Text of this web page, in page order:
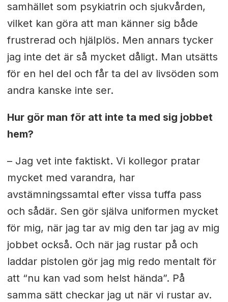
samhället som psykiatrin och sjukvården,
vilket kan göra att man känner sig både
frustrerad och hjälplös. Men annars tycker
jag inte det är så mycket dåligt. Man utsätts
för en hel del och får ta del av livsöden som
andra kanske inte ser.
Hur gör man för att inte ta med sig jobbet
hem?
– Jag vet inte faktiskt. Vi kollegor pratar
mycket med varandra, har
avstämningssamtal efter vissa tuffa pass
och sådär. Sen gör själva uniformen mycket
för mig, när jag tar av mig den tar jag av mig
jobbet också. Och när jag rustar på och
laddar pistolen gör jag mig redo mentalt för
att “nu kan vad som helst hända”. På
samma sätt checkar jag ut när vi rustar av.